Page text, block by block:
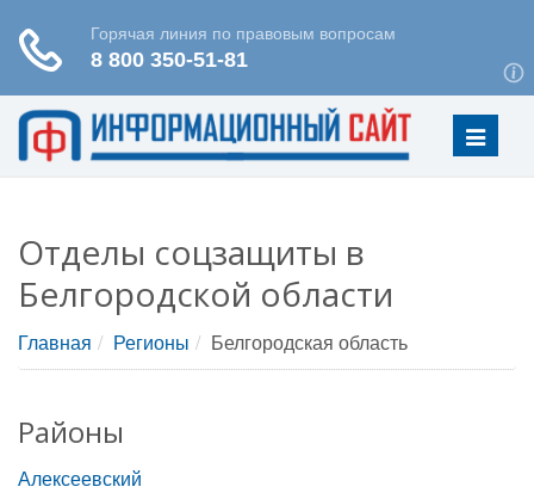
Меню
Отделы соцзащиты в
Белгородской области
Главная Регионы Белгородская область
Районы
Алексеевский